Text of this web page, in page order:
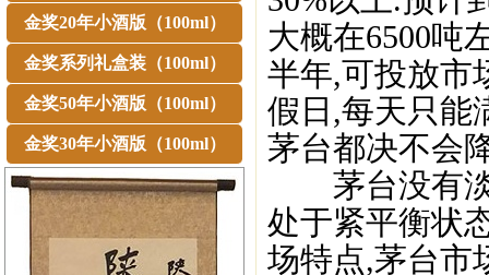
金奖20年小酒版（100ml）
金奖系列礼盒装（100ml）
金奖50年小酒版（100ml）
金奖30年小酒版（100ml）
大概在6500吨
半年,可投放市
假日,每天只能
茅台都决不会
茅台没有淡
处于紧平衡状
场特点,茅台市